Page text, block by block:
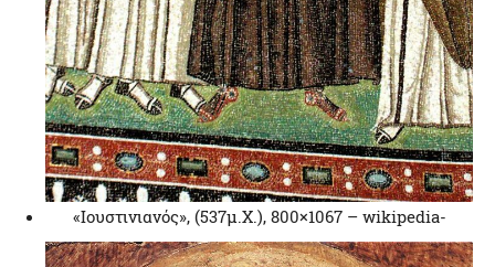
«Ιουστινιανός», (537μ.Χ.), 800×1067 – wikipedia-